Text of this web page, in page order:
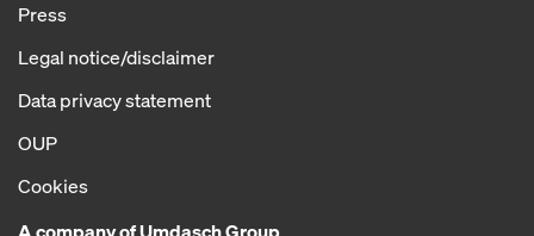
Press
Legal notice/disclaimer
Data privacy statement
OUP
Cookies